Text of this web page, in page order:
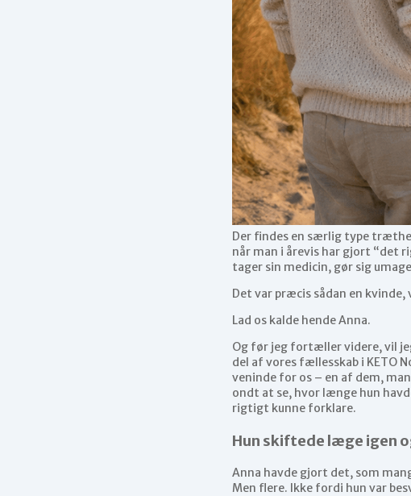
Der findes en særlig type
når man i årevis har gjort “det
tager sin medicin, gør sig
Det var præcis sådan en kvinde,
Lad os kalde hende Anna.
Og før jeg fortæller videre, vil
del af vores fællesskab i KETO
veninde for os – en af dem,
ondt at se, hvor længe hun
rigtigt kunne forklare.
Hun skiftede læge igen
Anna havde gjort det, som
Men flere. Ikke fordi hun var